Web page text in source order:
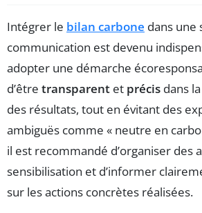
Intégrer le bilan carbone dans une
communication est devenu
adopter une démarche
d’être transparent et précis dans
des résultats, tout en évitant des
ambiguës comme « neutre en
il est recommandé d’organiser des
sensibilisation et d’informer
sur les actions concrètes réalisées.